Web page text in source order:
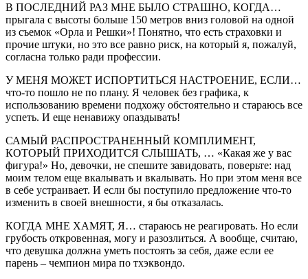
В ПОСЛЕДНИЙ РАЗ МНЕ БЫЛО СТРАШНО, КОГДА…
прыгала с высоты больше 150 метров вниз головой на одной
из съемок «Орла и Решки»! Понятно, что есть страховки и
прочие штуки, но это все равно риск, на который я, пожалуй,
согласна только ради профессии.
У МЕНЯ МОЖЕТ ИСПОРТИТЬСЯ НАСТРОЕНИЕ, ЕСЛИ…
что-то пошло не по плану. Я человек без графика, к
использованию времени подхожу обстоятельно и стараюсь все
успеть. И еще ненавижу опаздывать!
САМЫЙ РАСПРОСТРАНЕННЫЙ КОМПЛИМЕНТ,
КОТОРЫЙ ПРИХОДИТСЯ СЛЫШАТЬ, … «Какая же у вас
фигура!» Но, девочки, не спешите завидовать, поверьте: над
моим телом еще вкалывать и вкалывать. Но при этом меня все
в себе устраивает. И если бы поступило предложение что-то
изменить в своей внешности, я бы отказалась.
КОГДА МНЕ ХАМЯТ, Я… стараюсь не реагировать. Но если
грубость откровенная, могу и разозлиться. А вообще, считаю,
что девушка должна уметь постоять за себя, даже если ее
парень – чемпион мира по тхэквондо.